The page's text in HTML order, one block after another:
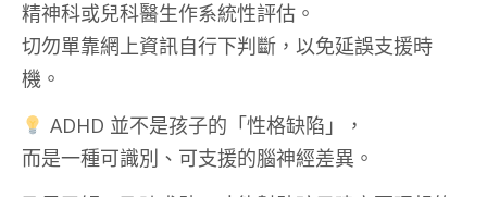
精神科或兒科醫生作系統性評估。
切勿單靠網上資訊自行下判斷，以免延誤支援時
機。
ADHD 並不是孩子的「性格缺陷」，
而是一種可識別、可支援的腦神經差異。